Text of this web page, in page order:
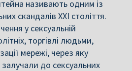
називають одним із
скандалів XXI століття.
у сексуальній
торгівлі людьми,
мережі, через яку
залучали до сексуальних